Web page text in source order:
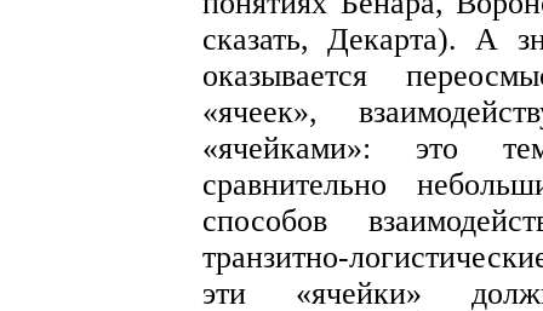
сказать, Декарта). А
оказывается
«ячеек»,
«ячейками»: это
сравнительно
способов
транзитно-
эти «ячейки»